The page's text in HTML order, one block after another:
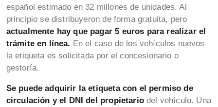
español estimado en 32 millones de unidades. Al
principio se distribuyeron de forma gratuita, pero
actualmente hay que pagar 5 euros para realizar el
trámite en línea. En el caso de los vehículos nuevos
la etiqueta es solicitada por el concesionario o
gestoría.
Se puede adquirir la etiqueta con el permiso de
circulación y el DNI del propietariodel vehículo. Una